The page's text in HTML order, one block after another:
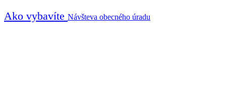
Ako vybavíte Návšteva obecného úradu